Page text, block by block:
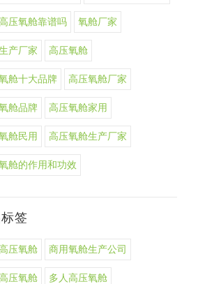
压氧舱靠谱吗 氧舱厂家
产厂家 高压氧舱
舱十大品牌 高压氧舱厂家
舱品牌 高压氧舱家用
舱民用 高压氧舱生产厂家
舱的作用和功效
签
压氧舱 商用氧舱生产公司
压氧舱 多人高压氧舱